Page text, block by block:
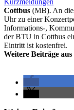
Cottbus (MB). An
Uhr zu einer
Informations-,
der BTU in Cottbus
Eintritt ist kostenfrei.
Weitere Beiträge